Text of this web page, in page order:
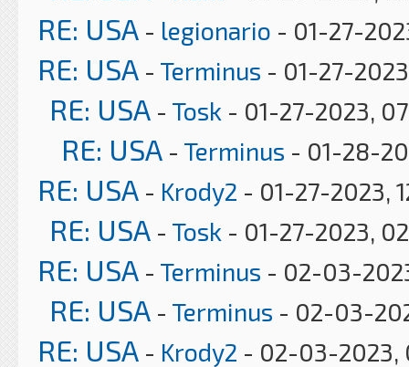
RE: USA - legionario - 01-27-
RE: USA - Terminus - 01-27-
RE: USA - Tosk - 01-27-2023,
RE: USA - Terminus - 01-28-
RE: USA - Krody2 - 01-27-2023,
RE: USA - Tosk - 01-27-2023,
RE: USA - Terminus - 02-03-
RE: USA - Terminus - 02-03-
RE: USA - Krody2 - 02-03-2023,